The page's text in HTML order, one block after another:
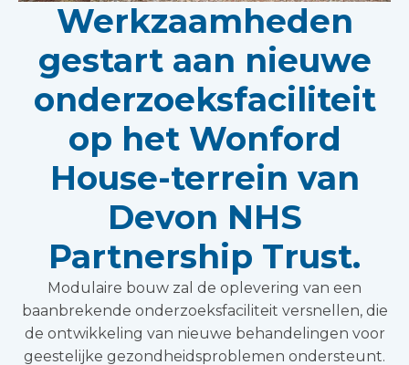
Werkzaamheden
gestart aan nieuwe
onderzoeksfaciliteit
op het Wonford
House-terrein van
Devon NHS
Partnership Trust.
Modulaire bouw zal de oplevering van een
baanbrekende onderzoeksfaciliteit versnellen, die
de ontwikkeling van nieuwe behandelingen voor
geestelijke gezondheidsproblemen ondersteunt.